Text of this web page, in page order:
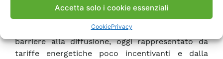
Accetta solo i cookie essenziali
CookiePrivacy
scenario energetico integrato, riguardo alla
diffusione di pompe di calore su larga scala ed è
affrontato il problema del superamento delle
barriere alla diffusione, oggi rappresentato da
tariffe energetiche poco incentivanti e dalla